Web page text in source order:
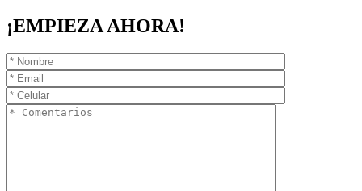
¡EMPIEZA AHORA!